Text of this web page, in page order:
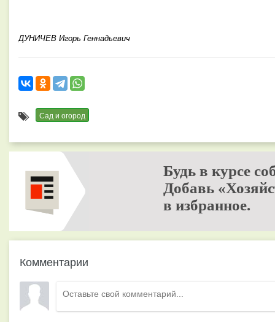
ДУНИЧЕВ Игорь Геннадьевич
Сад и огород
Будь в курсе
Добавь
в избранное.
Комментарии